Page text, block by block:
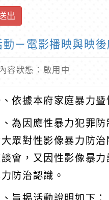
出
－電影播映與映
容狀態：啟用中
依據本府家庭暴力
為因應性暴力犯罪
眾對性影像暴力防
會，又因性影像暴
防治認識。